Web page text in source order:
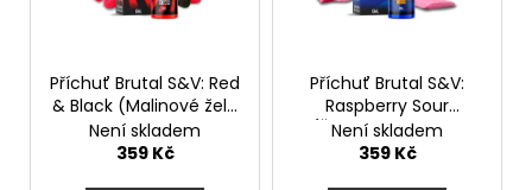
Příchuť Brutal S&V: Red
& Black (Malinové želé
bonbony s černým
rybízem) 10ml
Není skladem
359 Kč
Příchuť Brutal S&V:
Raspberry Sour
(Žvýkací malinová
tyčinka) 10ml
Není skladem
359 Kč